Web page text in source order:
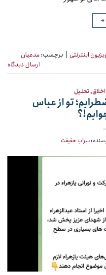
→
اینترنتی | برچسب: مدعیان
ارسال دیدگاه
,تحلیل
تو از عباس
سراب حقیقت